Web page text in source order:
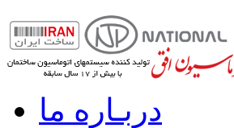
دربـاره ما